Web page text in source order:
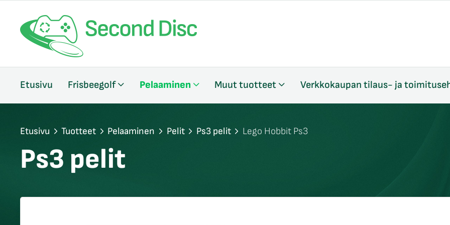
Etusivu Frisbeegolf Pelaaminen Muut tuotteet Verkkokaupan tilaus- ja
Etusivu Tuotteet Pelaaminen Pelit Ps3 pelit Lego Hobbit Ps3
Ps3 pelit
sulje
sulje
sulje